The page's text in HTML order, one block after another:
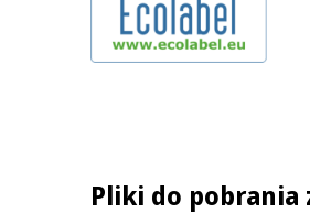
Pliki do pobrania